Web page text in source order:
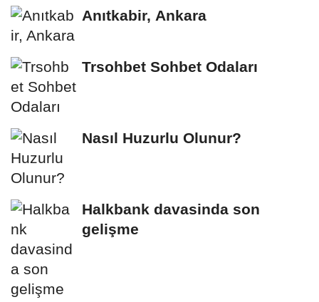
Anıtkabir, Ankara
Trsohbet Sohbet Odaları
Nasıl Huzurlu Olunur?
Halkbank davasinda son
gelişme